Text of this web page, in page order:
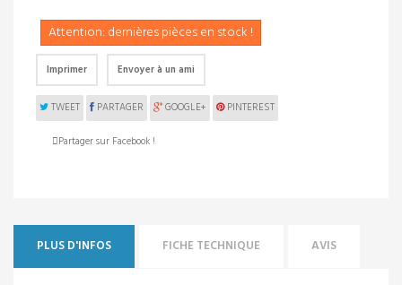
Attention: dernières pièces en stock !
Imprimer Envoyer à un ami
TWEET PARTAGER GOOGLE+ PINTEREST
Partager sur Facebook !
PLUS D'INFOS FICHE TECHNIQUE AVIS